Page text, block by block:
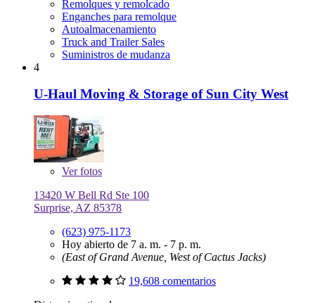
Remolques y remolcado
Enganches para remolque
Autoalmacenamiento
Truck and Trailer Sales
Suministros de mudanza
4
U-Haul Moving & Storage of Sun City West
Verfotos
13420 W Bell Rd Ste 100
Surprise, AZ 85378
(623) 975-1173
Hoy abierto de 7 a. m. - 7 p. m.
(East of Grand Avenue, West of Cactus Jacks)
19,608 comentarios